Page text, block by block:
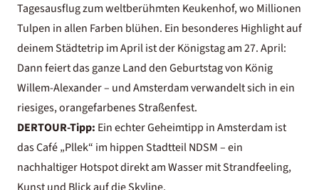
Tagesausflug zum weltberühmten Keukenhof, wo Millionen
Tulpen in allen Farben blühen. Ein besonderes Highlight auf
deinem Städtetrip im April ist der Königstag am 27. April:
Dann feiert das ganze Land den Geburtstag von König
Willem-Alexander – und Amsterdam verwandelt sich in ein
riesiges, orangefarbenes Straßenfest.
DERTOUR-Tipp: Ein echterGeheimtipp in Amsterdam ist
das Café „Pllek“ im hippen Stadtteil NDSM – ein
nachhaltiger Hotspot direkt am Wasser mit Strandfeeling,